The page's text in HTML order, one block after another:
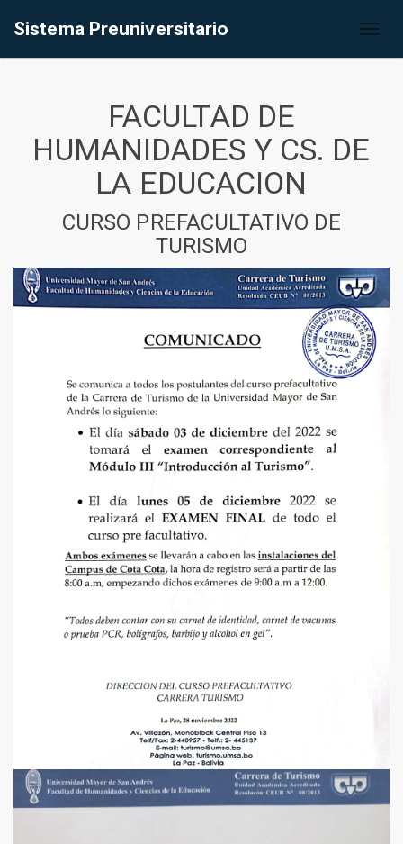
Sistema Preuniversitario
FACULTAD DE
HUMANIDADES Y CS. DE
LA EDUCACION
CURSO PREFACULTATIVO DE
TURISMO